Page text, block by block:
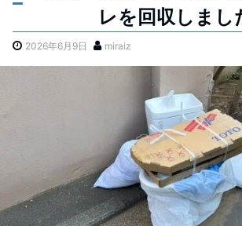
レを回収しまし
2026年6月9日 miraiz